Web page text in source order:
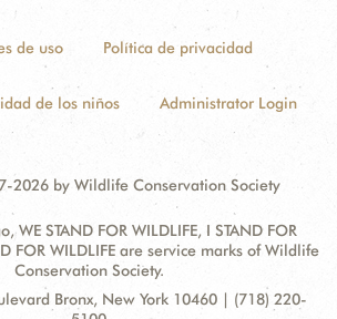
de uso Política de privacidad
de los niños Administrator Login
2026 by Wildlife Conservation Society
WE STAND FOR WILDLIFE, I STAND FOR
FOR WILDLIFE are service marks of Wildlife
Conservation Society.
Bronx, New York 10460 | (718) 220-